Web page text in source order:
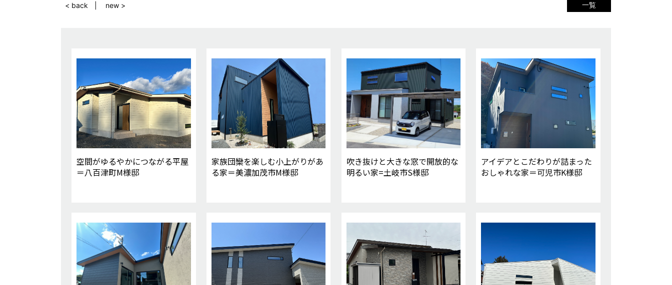
一覧
< back new >
空間がゆるやかにつながる平屋
＝八百津町M様邸
家族団欒を楽しむ小上がりがあ
る家＝美濃加茂市M様邸
吹き抜けと大きな窓で開放的な
明るい家=土岐市S様邸
アイデアとこだわりが詰まった
おしゃれな家＝可児市K様邸